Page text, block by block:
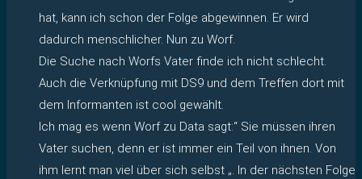
hat, kann ich schon der Folge abgewinnen. Er wird
dadurch menschlicher. Nun zu Worf.
Die Suche nach Worfs Vater finde ich nicht schlecht.
Auch die Verknüpfung mit DS9 und dem Treffen dort mit
dem Informanten ist cool gewählt.
Ich mag es wenn Worf zu Data sagt:“ Sie müssen ihren
Vater suchen, denn er ist immer ein Teil von ihnen. Von
ihm lernt man viel über sich selbst „. In der nächsten Folge